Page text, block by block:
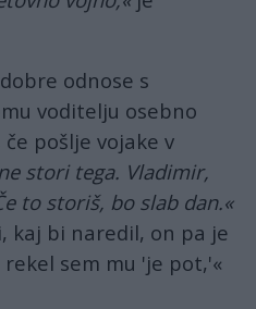
odnose s
voditelju osebno
pošlje vojake v
stori tega. Vladimir,
to storiš, bo slab dan.«
kaj bi naredil, on pa je
sem mu 'je pot,'«